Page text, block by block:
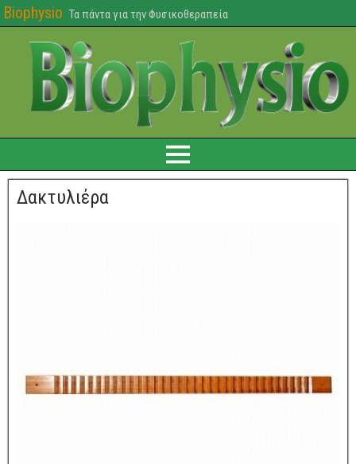
Biophysio Τα πάντα για την Φυσικοθεραπεία
Δακτυλιέρα